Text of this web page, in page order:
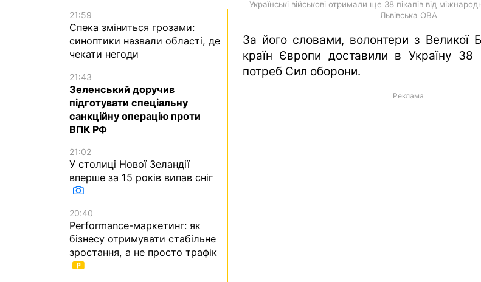
Українські військові отримали ще 38 пікапів від
Львівська ОВА
За його словами, волонтери з Великої
країн Європи доставили в Україну 38
потреб Сил оборони.
Реклама
21:59
Спека зміниться грозами:
синоптики назвали області, де
чекати негоди
21:43
Зеленський доручив
підготувати спеціальну
санкційну операцію проти
ВПК РФ
21:02
У столиці Нової Зеландії
вперше за 15 років випав сніг
20:40
Performance-маркетинг: як
бізнесу отримувати стабільне
зростання, а не просто трафік